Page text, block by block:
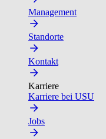
Management
Standorte
Kontakt
Karriere
Karriere bei USU
Jobs